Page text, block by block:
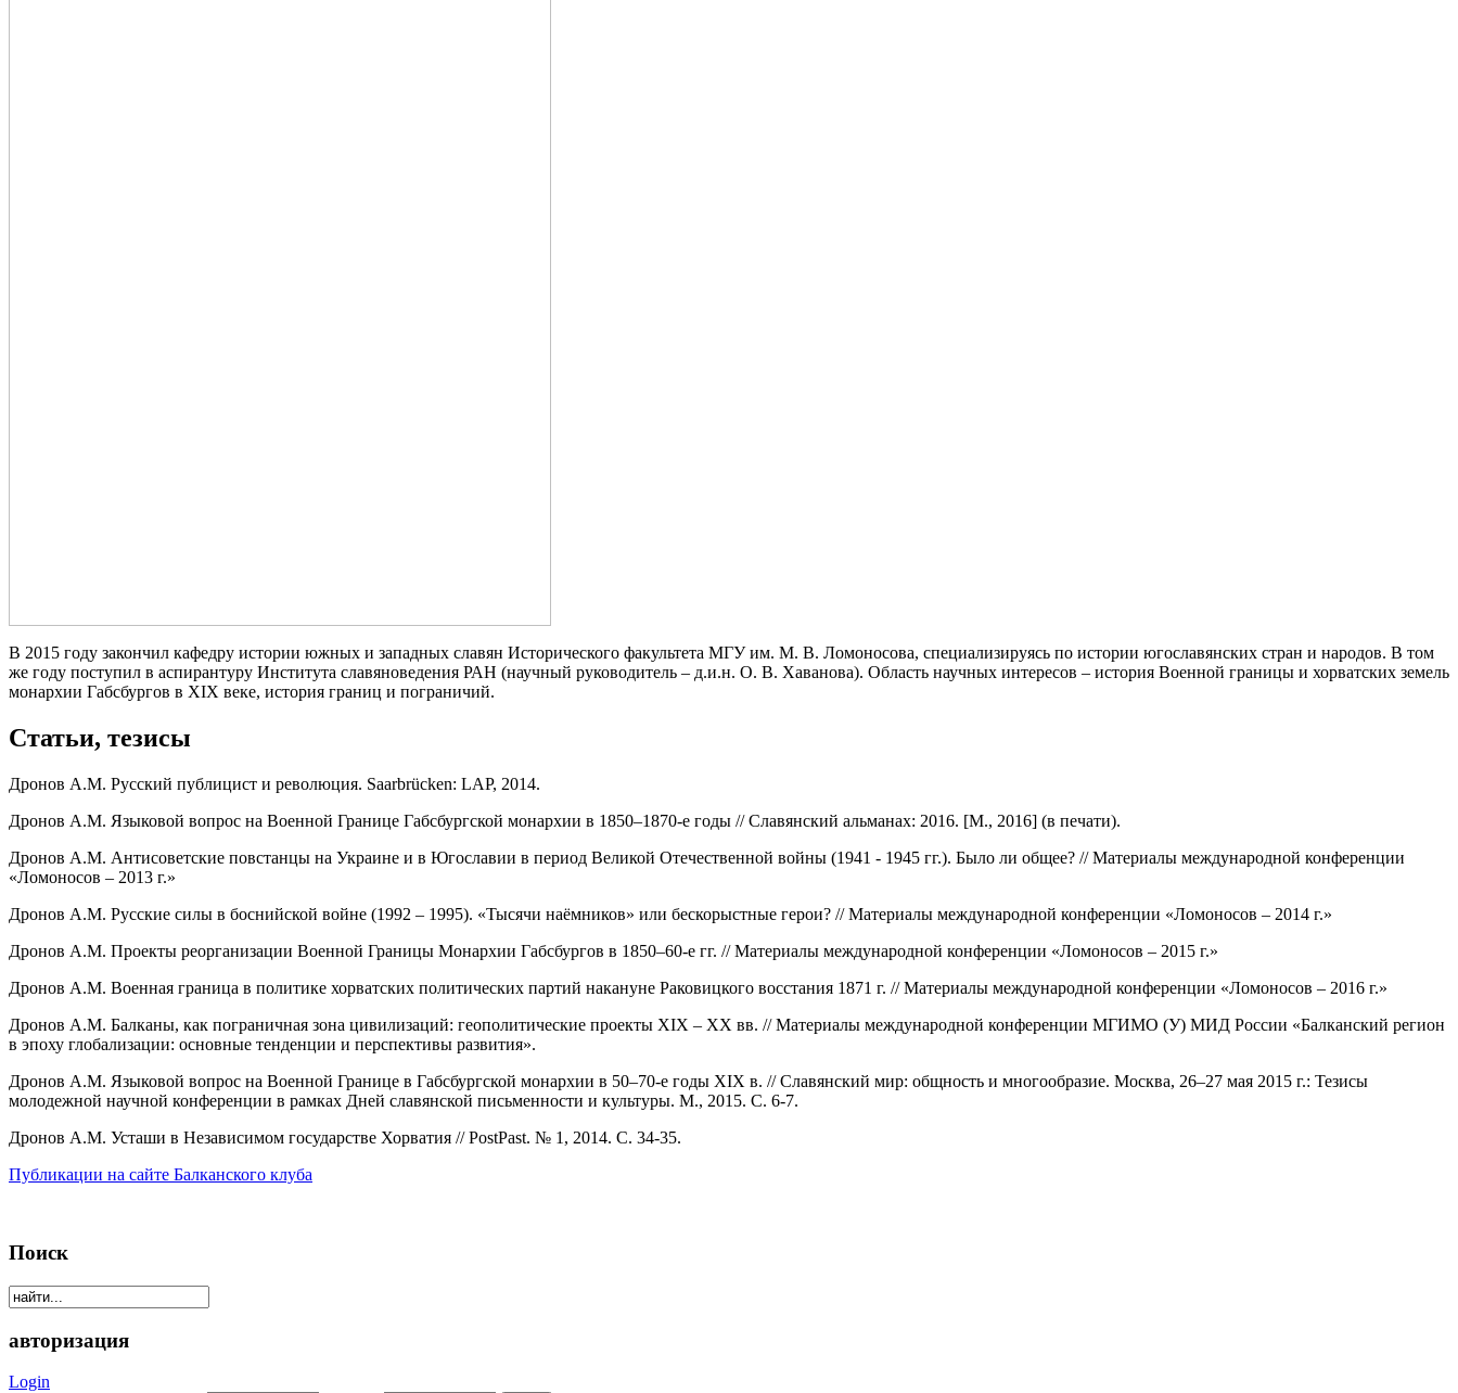
В 2015 году закончил кафедру истории южных и западных славян Исторического факультета МГУ им. М. В. Ломоносова, специализируясь по истории югославянских стран и народов. В том
же году поступил в аспирантуру Института славяноведения РАН (научный руководитель – д.и.н. О. В. Хаванова). Область научных интересов – история Военной границы и хорватских земель
монархии Габсбургов в XIX веке, история границ и пограничий.
Статьи, тезисы
Дронов А.М. Русский публицист и революция. Saarbrücken: LAP, 2014.
Дронов А.М. Языковой вопрос на Военной Границе Габсбургской монархии в 1850–1870-е годы // Славянский альманах: 2016. [М., 2016] (в печати).
Дронов А.М. Антисоветские повстанцы на Украине и в Югославии в период Великой Отечественной войны (1941 - 1945 гг.). Было ли общее? // Материалы международной конференции
«Ломоносов – 2013 г.»
Дронов А.М. Русские силы в боснийской войне (1992 – 1995). «Тысячи наёмников» или бескорыстные герои? // Материалы международной конференции «Ломоносов – 2014 г.»
Дронов А.М. Проекты реорганизации Военной Границы Монархии Габсбургов в 1850–60-е гг. // Материалы международной конференции «Ломоносов – 2015 г.»
Дронов А.М. Военная граница в политике хорватских политических партий накануне Раковицкого восстания 1871 г. // Материалы международной конференции «Ломоносов – 2016 г.»
Дронов А.М. Балканы, как пограничная зона цивилизаций: геополитические проекты XIX – XX вв. // Материалы международной конференции МГИМО (У) МИД России «Балканский регион
в эпоху глобализации: основные тенденции и перспективы развития».
Дронов А.М. Языковой вопрос на Военной Границе в Габсбургской монархии в 50–70-е годы XIX в. // Славянский мир: общность и многообразие. Москва, 26–27 мая 2015 г.: Тезисы
молодежной научной конференции в рамках Дней славянской письменности и культуры. М., 2015. С. 6-7.
Дронов А.М. Усташи в Независимом государстве Хорватия // PostPast. № 1, 2014. С. 34-35.
Публикации на сайте Балканского клуба
Поиск
авторизация
Login